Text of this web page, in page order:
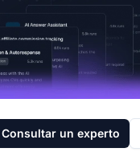
Consultar un experto